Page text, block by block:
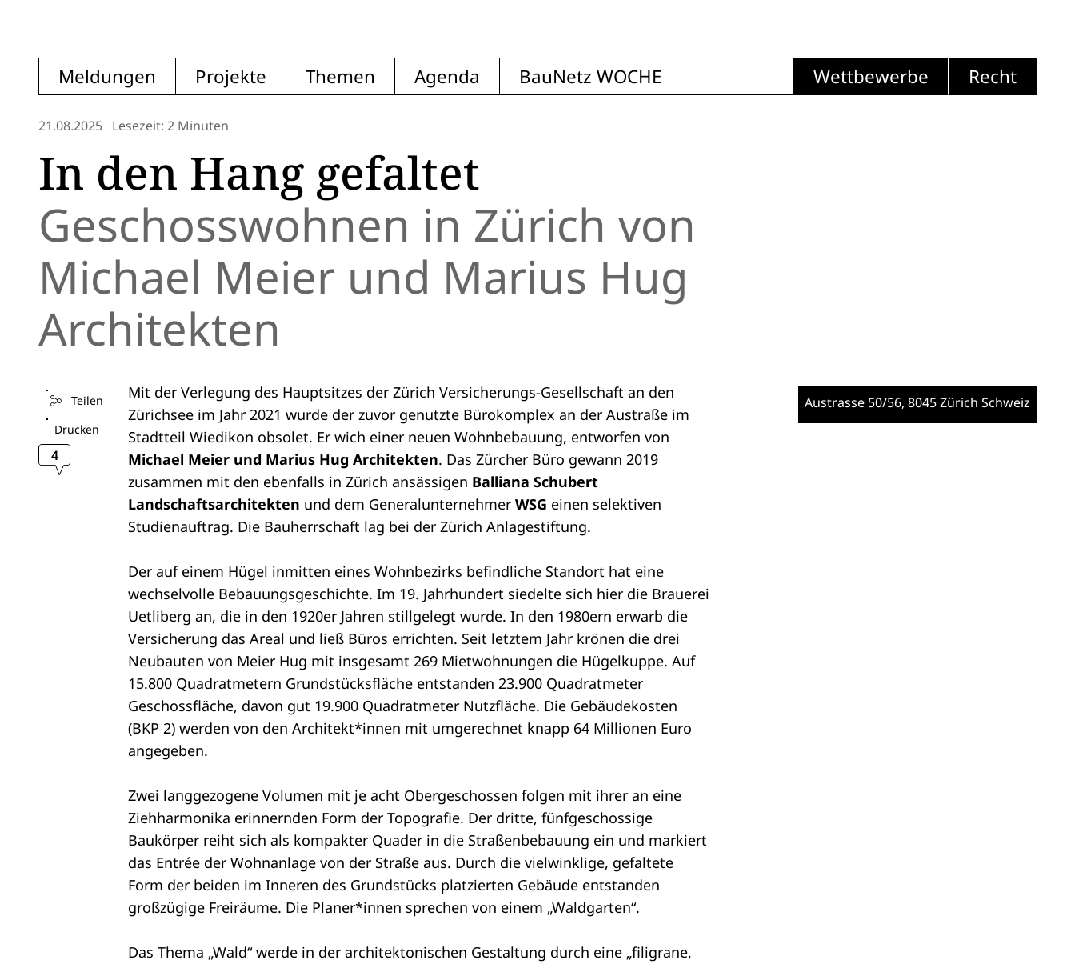
Meldungen Projekte Themen Agenda BauNetz WOCHE Wettbewerbe Recht
21.08.2025 Lesezeit: 2 Minuten
In den Hang gefaltet
Geschosswohnen in Zürich von
Michael Meier und Marius Hug
Architekten
Teilen
Drucken
4
Mit der Verlegung des Hauptsitzes der Zürich Versicherungs-Gesellschaft an den
Zürichsee im Jahr 2021 wurde der zuvor genutzte Bürokomplex an der Austraße im
Stadtteil Wiedikon obsolet. Er wich einer neuen Wohnbebauung, entworfen von
Michael Meier und Marius Hug Architekten. Das Zürcher Büro gewann 2019
zusammen mit den ebenfalls in Zürich ansässigen Balliana Schubert
Landschaftsarchitekten und dem Generalunternehmer WSG einen selektiven
Studienauftrag. Die Bauherrschaft lag bei der Zürich Anlagestiftung.
Der auf einem Hügel inmitten eines Wohnbezirks befindliche Standort hat eine
wechselvolle Bebauungsgeschichte. Im 19. Jahrhundert siedelte sich hier die Brauerei
Uetliberg an, die in den 1920er Jahren stillgelegt wurde. In den 1980ern erwarb die
Versicherung das Areal und ließ Büros errichten. Seit letztem Jahr krönen die drei
Neubauten von Meier Hug mit insgesamt 269 Mietwohnungen die Hügelkuppe. Auf
15.800 Quadratmetern Grundstücksfläche entstanden 23.900 Quadratmeter
Geschossfläche, davon gut 19.900 Quadratmeter Nutzfläche. Die Gebäudekosten
(BKP 2) werden von den Architekt*innen mit umgerechnet knapp 64 Millionen Euro
angegeben.
Zwei langgezogene Volumen mit je acht Obergeschossen folgen mit ihrer an eine
Ziehharmonika erinnernden Form der Topografie. Der dritte, fünfgeschossige
Baukörper reiht sich als kompakter Quader in die Straßenbebauung ein und markiert
das Entrée der Wohnanlage von der Straße aus. Durch die vielwinklige, gefaltete
Form der beiden im Inneren des Grundstücks platzierten Gebäude entstanden
großzügige Freiräume. Die Planer*innen sprechen von einem „Waldgarten“.
Das Thema „Wald“ werde in der architektonischen Gestaltung durch eine „filigrane,
Austrasse 50/56, 8045 Zürich Schweiz